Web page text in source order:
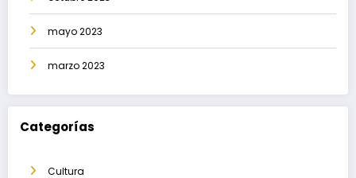
mayo 2023
marzo 2023
Categorías
Cultura